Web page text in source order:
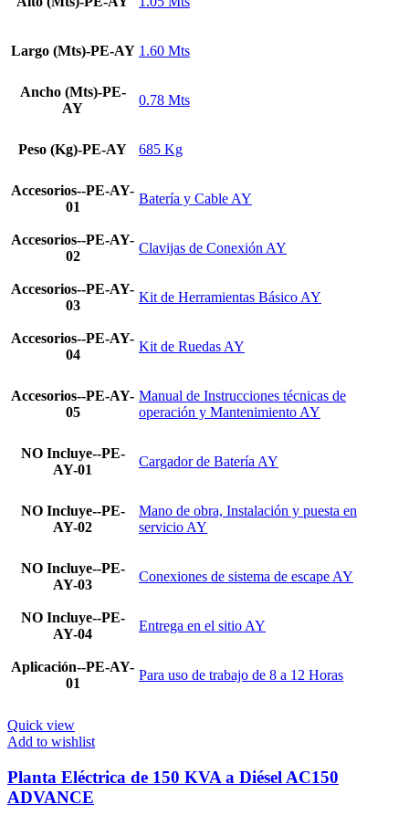
Largo (Mts)-PE-AY 1.60 Mts
Ancho (Mts)-PE-
AY
0.78 Mts
Peso (Kg)-PE-AY 685 Kg
Accesorios--PE-AY-
01
Batería y Cable AY
Accesorios--PE-AY-
02
Clavijas de Conexión AY
Accesorios--PE-AY-
03
Kit de Herramientas Básico AY
Accesorios--PE-AY-
04
Kit de Ruedas AY
Accesorios--PE-AY-
05
Manual de Instrucciones técnicas de
operación y Mantenimiento AY
NO Incluye--PE-
AY-01
Cargador de Batería AY
NO Incluye--PE-
AY-02
Mano de obra, Instalación y puesta en
servicio AY
NO Incluye--PE-
AY-03
Conexiones de sistema de escape AY
NO Incluye--PE-
AY-04
Entrega en el sitio AY
Aplicación--PE-AY-
01
Para uso de trabajo de 8 a 12 Horas
Quick view
Add to wishlist
Planta Eléctrica de 150 KVA a Diésel AC150
ADVANCE